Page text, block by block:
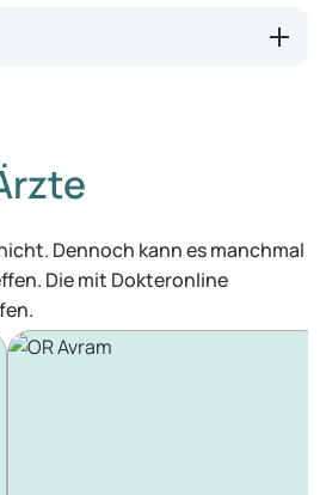
Dennoch kann es manchmal
Die mit Dokteronline